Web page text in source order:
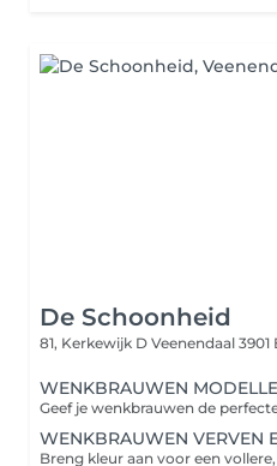
De Schoonheid
81, Kerkewijk D Veenendaal 3901
WENKBRAUWEN
WENKBRAUWEN VERVEN